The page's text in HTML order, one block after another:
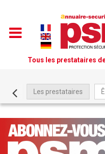
Tous les prestataires
Les prestataires